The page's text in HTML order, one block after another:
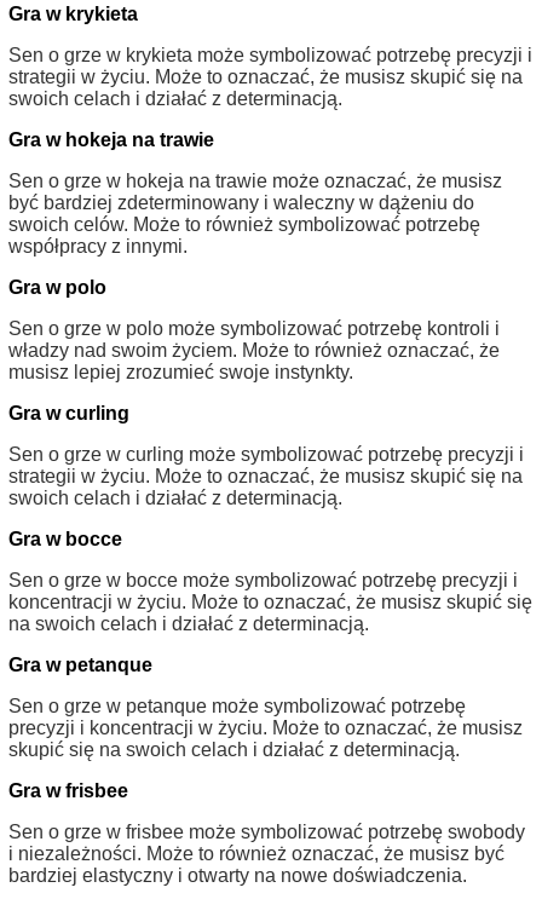
Gra w krykieta
Sen o grze w krykieta może symbolizować potrzebę precyzji i
strategii w życiu. Może to oznaczać, że musisz skupić się na
swoich celach i działać z determinacją.
Gra w hokeja na trawie
Sen o grze w hokeja na trawie może oznaczać, że musisz
być bardziej zdeterminowany i waleczny w dążeniu do
swoich celów. Może to również symbolizować potrzebę
współpracy z innymi.
Gra w polo
Sen o grze w polo może symbolizować potrzebę kontroli i
władzy nad swoim życiem. Może to również oznaczać, że
musisz lepiej zrozumieć swoje instynkty.
Gra w curling
Sen o grze w curling może symbolizować potrzebę precyzji i
strategii w życiu. Może to oznaczać, że musisz skupić się na
swoich celach i działać z determinacją.
Gra w bocce
Sen o grze w bocce może symbolizować potrzebę precyzji i
koncentracji w życiu. Może to oznaczać, że musisz skupić się
na swoich celach i działać z determinacją.
Gra w petanque
Sen o grze w petanque może symbolizować potrzebę
precyzji i koncentracji w życiu. Może to oznaczać, że musisz
skupić się na swoich celach i działać z determinacją.
Gra w frisbee
Sen o grze w frisbee może symbolizować potrzebę swobody
i niezależności. Może to również oznaczać, że musisz być
bardziej elastyczny i otwarty na nowe doświadczenia.